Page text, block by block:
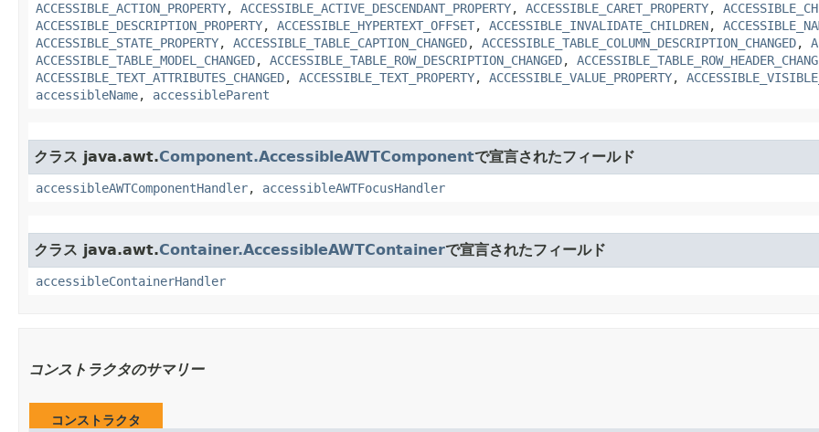
ACCESSIBLE_ACTION_PROPERTY, ACCESSIBLE_ACTIVE_DESCENDANT_PROPERTY, ACCESSIBLE_CARET_PROPERTY,
ACCESSIBLE_DESCRIPTION_PROPERTY, ACCESSIBLE_HYPERTEXT_OFFSET, ACCESSIBLE_INVALIDATE_CHILDREN,
ACCESSIBLE_STATE_PROPERTY, ACCESSIBLE_TABLE_CAPTION_CHANGED, ACCESSIBLE_TABLE_COLUMN_DESCRIPTION_CHANGED,
ACCESSIBLE_TABLE_MODEL_CHANGED, ACCESSIBLE_TABLE_ROW_DESCRIPTION_CHANGED,
ACCESSIBLE_TEXT_ATTRIBUTES_CHANGED, ACCESSIBLE_TEXT_PROPERTY, ACCESSIBLE_VALUE_PROPERTY,
accessibleName, accessibleParent
クラス java.awt.Component.AccessibleAWTComponentで宣言されたフィールド
accessibleAWTComponentHandler, accessibleAWTFocusHandler
クラス java.awt.Container.AccessibleAWTContainerで宣言されたフィールド
accessibleContainerHandler
コンストラクタのサマリー
コンストラクタ